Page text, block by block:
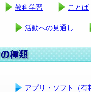
教科学習 ことば
活動への見通し
アプリ・ソフト（有